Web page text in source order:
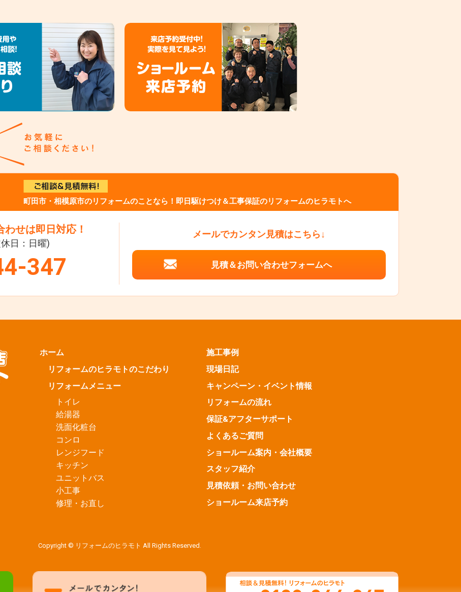
町田市・相模原市のリフォームのことなら！即日駆けつけ＆工事保証のリフォームのヒラモトへ
せは即日対応！
日：日曜)
347
メールでカンタン見積はこちら↓
見積＆お問い合わせフォームへ
ホーム
リフォームのヒラモトのこだわり
リフォームメニュー
トイレ
給湯器
洗面化粧台
コンロ
レンジフード
キッチン
ユニットバス
小工事
修理・お直し
施工事例
現場日記
キャンペーン・ イベント情報
リフォームの流れ
保証&アフターサポート
よくあるご質問
ショールーム案内・ 会社概要
スタッフ紹介
見積依頼・お問い合わせ
ショールーム来店予約
Copyright © リフォームのヒラモト All Rights Reserved.